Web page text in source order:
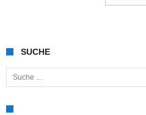
SUCHE
Suche nach: